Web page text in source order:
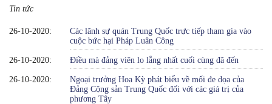
Tin tức
26-10-2020:
Các lãnh sự quán Trung Quốc trực tiếp tham gia vào
cuộc bức hại Pháp Luân Công
26-10-2020: Điều mà đảng viên lo lắng nhất cuối cùng đã đến
26-10-2020:
Ngoại trưởng Hoa Kỳ phát biểu về mối đe dọa của
Đảng Cộng sản Trung Quốc đối với các giá trị của
phương Tây